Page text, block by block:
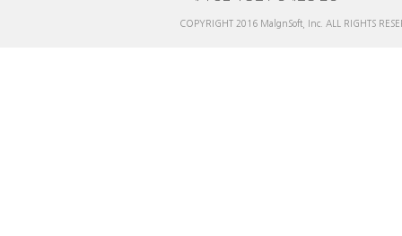
COPYRIGHT 2016 MalgnSoft, Inc. ALL RIGHTS